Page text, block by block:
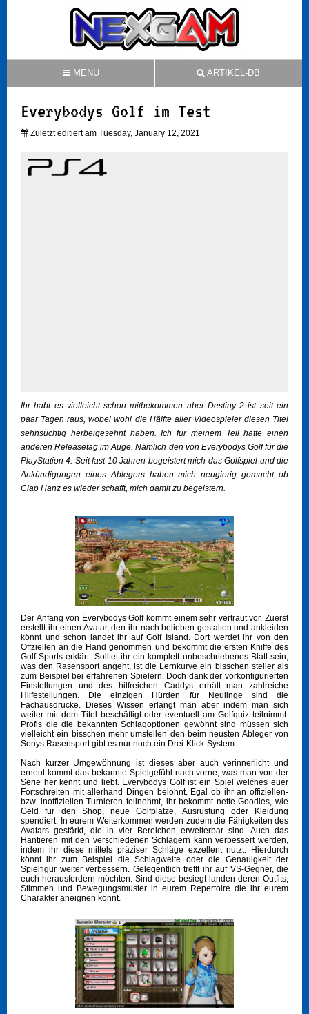
MENU ARTIKEL-DB
Everybodys Golf im Test
Zuletzt editiert am Tuesday, January 12, 2021
Ihr habt es vielleicht schon mitbekommen aber Destiny 2 ist seit ein
paar Tagen raus, wobei wohl die Hälfte aller Videospieler diesen Titel
sehnsüchtig herbeigesehnt haben. Ich für meinem Teil hatte einen
anderen Releasetag im Auge. Nämlich den von Everybodys Golf für die
PlayStation 4. Seit fast 10 Jahren begeistert mich das Golfspiel und die
Ankündigungen eines Ablegers haben mich neugierig gemacht ob
Clap Hanz es wieder schafft, mich damit zu begeistern.
Der Anfang von Everybodys Golf kommt einem sehr vertraut vor. Zuerst
erstellt ihr einen Avatar, den ihr nach belieben gestalten und ankleiden
könnt und schon landet ihr auf Golf Island. Dort werdet ihr von den
Offziellen an die Hand genommen und bekommt die ersten Kniffe des
Golf-Sports erklärt. Solltet ihr ein komplett unbeschriebenes Blatt sein,
was den Rasensport angeht, ist die Lernkurve ein bisschen steiler als
zum Beispiel bei erfahrenen Spielern. Doch dank der vorkonfigurierten
Einstellungen und des hilfreichen Caddys erhält man zahlreiche
Hilfestellungen. Die einzigen Hürden für Neulinge sind die
Fachausdrücke. Dieses Wissen erlangt man aber indem man sich
weiter mit dem Titel beschäftigt oder eventuell am Golfquiz teilnimmt.
Profis die die bekannten Schlagoptionen gewöhnt sind müssen sich
vielleicht ein bisschen mehr umstellen den beim neusten Ableger von
Sonys Rasensport gibt es nur noch ein Drei-Klick-System.
Nach kurzer Umgewöhnung ist dieses aber auch verinnerlicht und
erneut kommt das bekannte Spielgefühl nach vorne, was man von der
Serie her kennt und liebt. Everybodys Golf ist ein Spiel welches euer
Fortschreiten mit allerhand Dingen belohnt. Egal ob ihr an offiziellen-
bzw. inoffiziellen Turnieren teilnehmt, ihr bekommt nette Goodies, wie
Geld für den Shop, neue Golfplätze, Ausrüstung oder Kleidung
spendiert. In eurem Weiterkommen werden zudem die Fähigkeiten des
Avatars gestärkt, die in vier Bereichen erweiterbar sind. Auch das
Hantieren mit den verschiedenen Schlägern kann verbessert werden,
indem ihr diese mittels präziser Schläge exzellent nutzt. Hierdurch
könnt ihr zum Beispiel die Schlagweite oder die Genauigkeit der
Spielfigur weiter verbessern. Gelegentlich trefft ihr auf VS-Gegner, die
euch herausfordern möchten. Sind diese besiegt landen deren Outfits,
Stimmen und Bewegungsmuster in eurem Repertoire die ihr eurem
Charakter aneignen könnt.